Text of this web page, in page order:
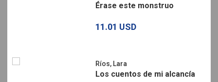
Érase este monstruo
11.01 USD
Ríos, Lara
Los cuentos de mi alcancía